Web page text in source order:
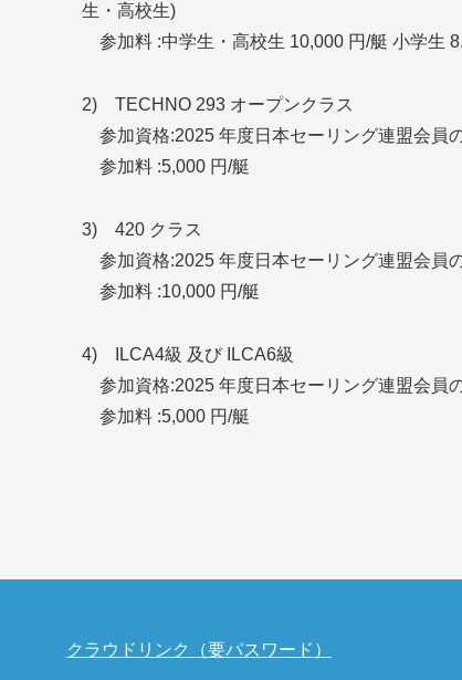
生・高校生)
参加料 :中学生・高校生 10,000 円/艇 小学生
2) TECHNO 293 オープンクラス
参加資格:2025 年度日本セーリング連盟会員
参加料 :5,000 円/艇
3) 420 クラス
参加資格:2025 年度日本セーリング連盟会員
参加料 :10,000 円/艇
4) ILCA4級 及び ILCA6級
参加資格:2025 年度日本セーリング連盟会員
参加料 :5,000 円/艇
クラウドリンク（要パスワード）